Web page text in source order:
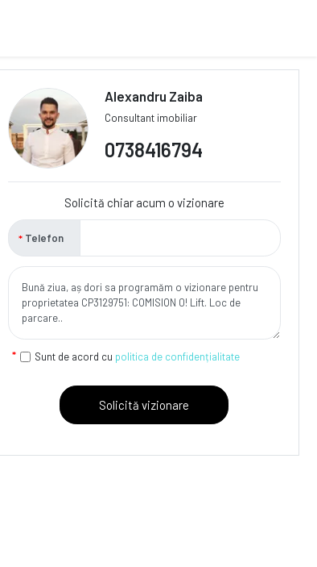
Alexandru Zaiba
Consultant imobiliar
0738416794
Solicită chiar acum o vizionare
Telefon
Sunt de acord cu politica de confidențialitate
Solicită vizionare